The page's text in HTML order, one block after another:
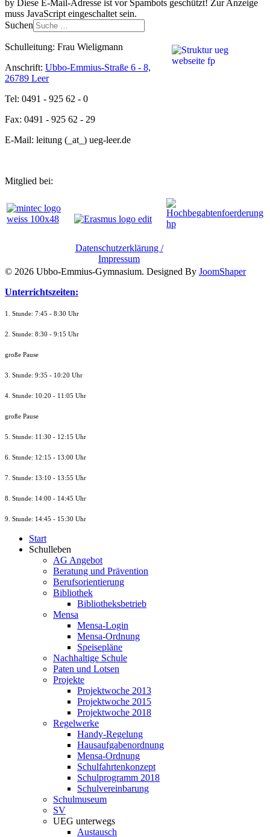
by
Diese E-Mail-Adresse ist vor Spambots geschützt! Zur Anzeige
muss JavaScript eingeschaltet sein.
Suchen
Schulleitung: Frau Wieligmann
Anschrift: Ubbo-Emmius-Straße 6 - 8,
26789 Leer
Tel: 0491 - 925 62 - 0
Fax: 0491 - 925 62 - 29
E-Mail: leitung (_at_) ueg-leer.de
Mitglied bei:
Datenschutzerklärung /
Impressum
© 2026 Ubbo-Emmius-Gymnasium. Designed By JoomShaper
Unterrichtszeiten:
1. Stunde: 7:45 - 8:30 Uhr
2. Stunde: 8:30 - 9:15 Uhr
große Pause
3. Stunde: 9:35 - 10:20 Uhr
4. Stunde: 10:20 - 11:05 Uhr
große Pause
5. Stunde: 11:30 - 12:15 Uhr
6. Stunde: 12:15 - 13:00 Uhr
7. Stunde: 13:10 - 13:55 Uhr
8. Stunde: 14:00 - 14:45 Uhr
9. Stunde: 14:45 - 15:30 Uhr
Start
Schulleben
AG Angebot
Beratung und Prävention
Berufsorientierung
Bibliothek
Bibliotheksbetrieb
Mensa
Mensa-Login
Mensa-Ordnung
Speisepläne
Nachhaltige Schule
Paten und Lotsen
Projekte
Projektwoche 2013
Projektwoche 2015
Projektwoche 2018
Regelwerke
Handy-Regelung
Hausaufgabenordnung
Mensa-Ordnung
Schulfahrtenkonzept
Schulprogramm 2018
Schulvereinbarung
Schulmuseum
SV
UEG unterwegs
Austausch